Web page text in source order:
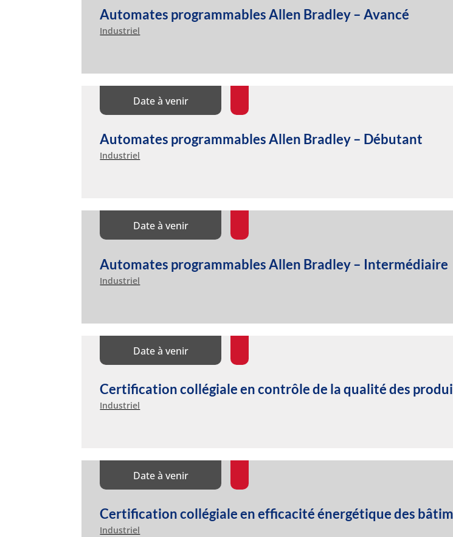
Automates programmables Allen Bradley – Avancé
Industriel
Date à venir
Automates programmables Allen Bradley – Débutant
Industriel
Date à venir
Automates programmables Allen Bradley – Intermédiaire
Industriel
Date à venir
Certification collégiale en contrôle de la qualité des
Industriel
Date à venir
Certification collégiale en efficacité énergétique des
Industriel